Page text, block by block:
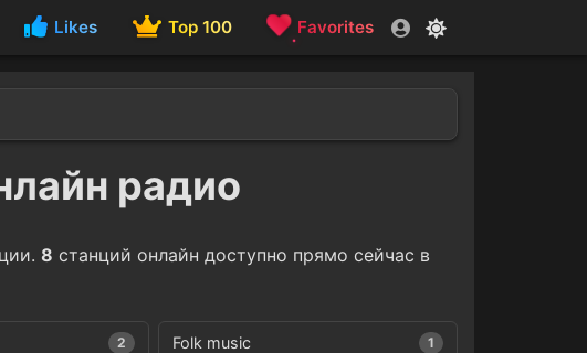
Likes Top 100 Favorites
радио
8 станций онлайн доступно прямо сейчас в
2 Folk music 1